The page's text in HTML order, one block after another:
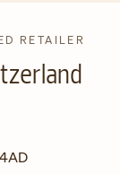
RETAILER